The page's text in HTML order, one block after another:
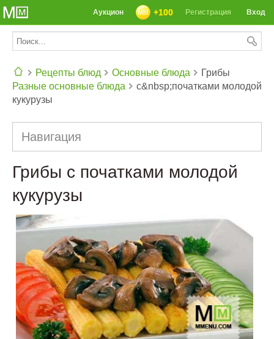
Вход
Регистрация
+100
Аукцион
Рецепты блюд
Основные блюда
Разные основные блюда
Грибы
с&nbsp;початками молодой
кукурузы
Навигация
Грибы с початками молодой
кукурузы